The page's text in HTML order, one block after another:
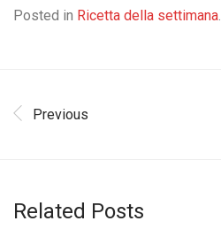
Posted in Ricetta della settimana.
Previous
Related Posts